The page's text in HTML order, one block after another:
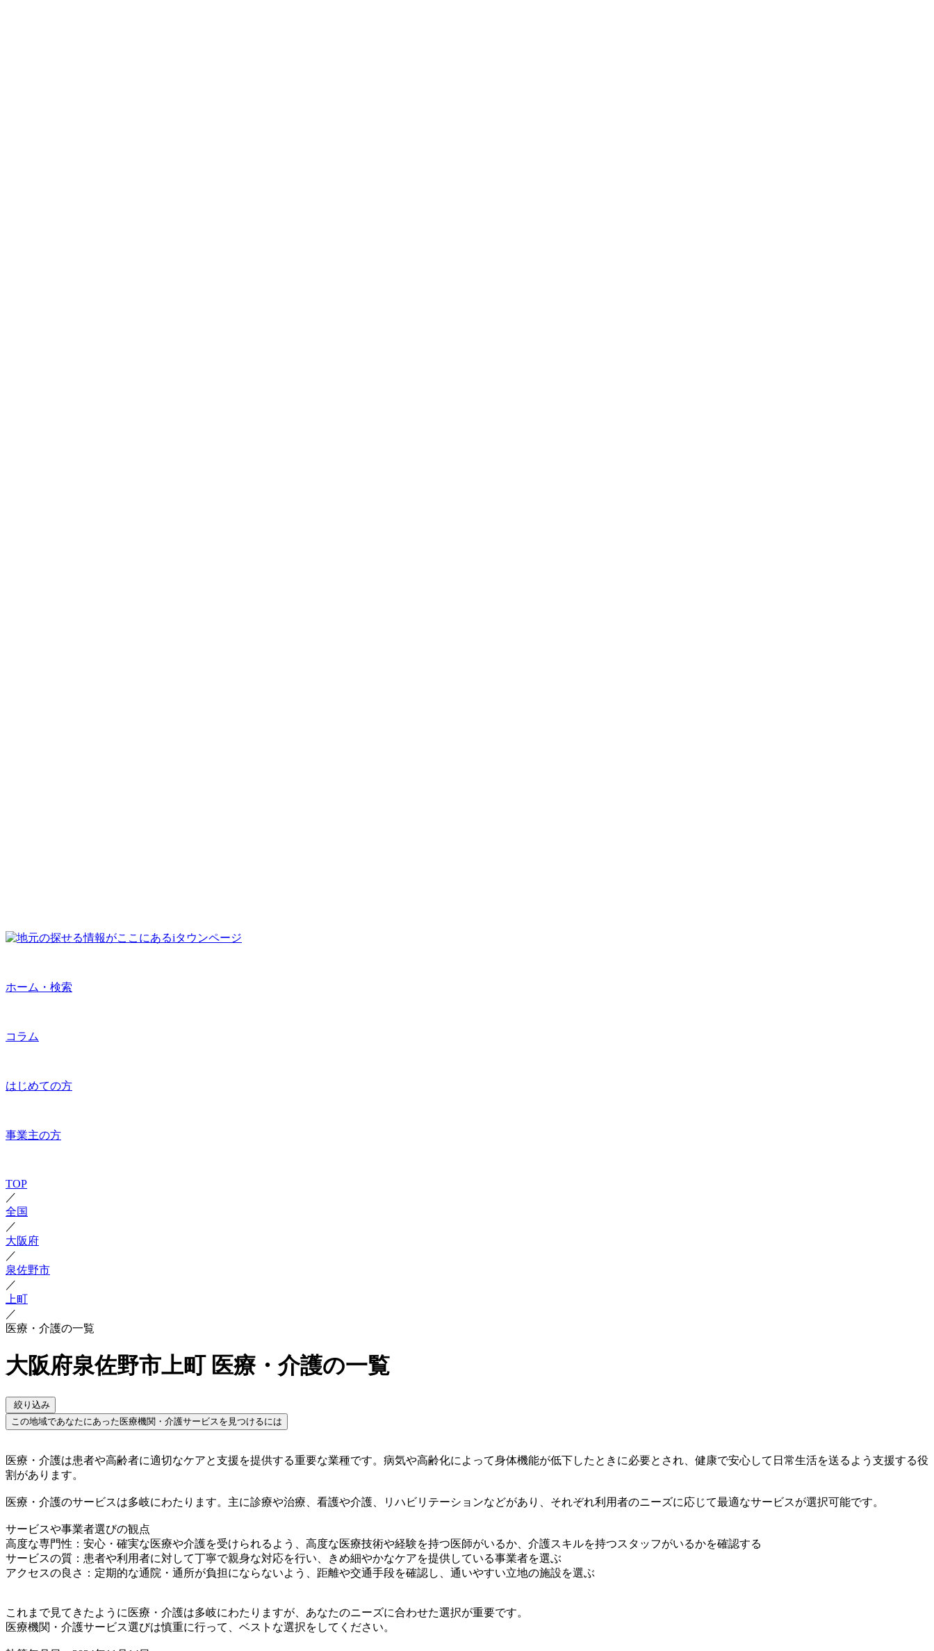
ホーム・検索
コラム
はじめての方
事業主の方
TOP
／
全国
／
大阪府
／
泉佐野市
／
上町
／
医療・介護の一覧
大阪府泉佐野市上町 医療・介護の一覧
絞り込み
この地域であなたにあった医療機関・介護サービスを見つけるには
医療・介護は患者や高齢者に適切なケアと支援を提供する重要な業種です。病気や高齢化によって身体機能が低下したときに必要とされ、健康で安心して日常生活を送るよう支援する役
割があります。
医療・介護のサービスは多岐にわたります。主に診療や治療、看護や介護、リハビリテーションなどがあり、それぞれ利用者のニーズに応じて最適なサービスが選択可能です。
サービスや事業者選びの観点
高度な専門性：安心・確実な医療や介護を受けられるよう、高度な医療技術や経験を持つ医師がいるか、介護スキルを持つスタッフがいるかを確認する
サービスの質：患者や利用者に対して丁寧で親身な対応を行い、きめ細やかなケアを提供している事業者を選ぶ
アクセスの良さ：定期的な通院・通所が負担にならないよう、距離や交通手段を確認し、通いやすい立地の施設を選ぶ
これまで見てきたように医療・介護は多岐にわたりますが、あなたのニーズに合わせた選択が重要です。
医療機関・介護サービス選びは慎重に行って、ベストな選択をしてください。